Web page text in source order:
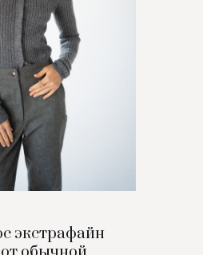
экстрафайн